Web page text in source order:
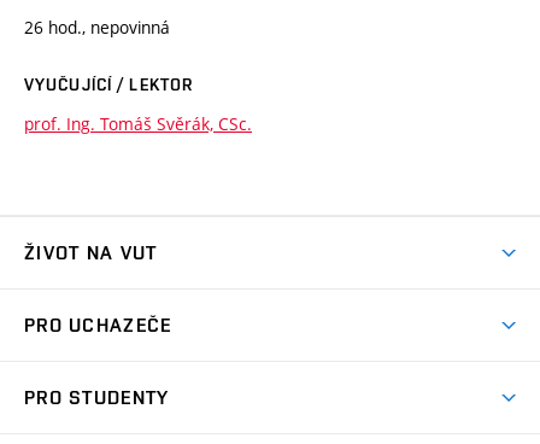
26 hod., nepovinná
VYUČUJÍCÍ / LEKTOR
prof. Ing. Tomáš Svěrák, CSc.
ŽIVOT NA VUT
Koleje
PRO UCHAZEČE
PRO STUDENTY